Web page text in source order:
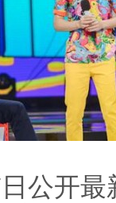
日公开